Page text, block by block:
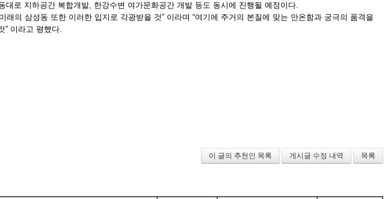
로 지하공간 복합개발, 한강수변 여가문화공간 개발 등도 동시에 진행될 예정이다.
의 삼성동 또한 이러한 입지로 각광받을 것” 이라며 “여기에 주거의 본질에 맞는 안온함과 궁극의 품격을
” 이라고 평했다.
이 글의 추천인 목록 게시글 수정 내역 목록